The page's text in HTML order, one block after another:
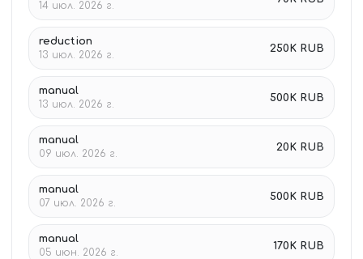
14 июл. 2026 г.
reduction
13 июл. 2026 г.
250K RUB
manual
13 июл. 2026 г.
500K RUB
manual
09 июл. 2026 г.
20K RUB
manual
07 июл. 2026 г.
500K RUB
manual
05 июн. 2026 г.
170K RUB